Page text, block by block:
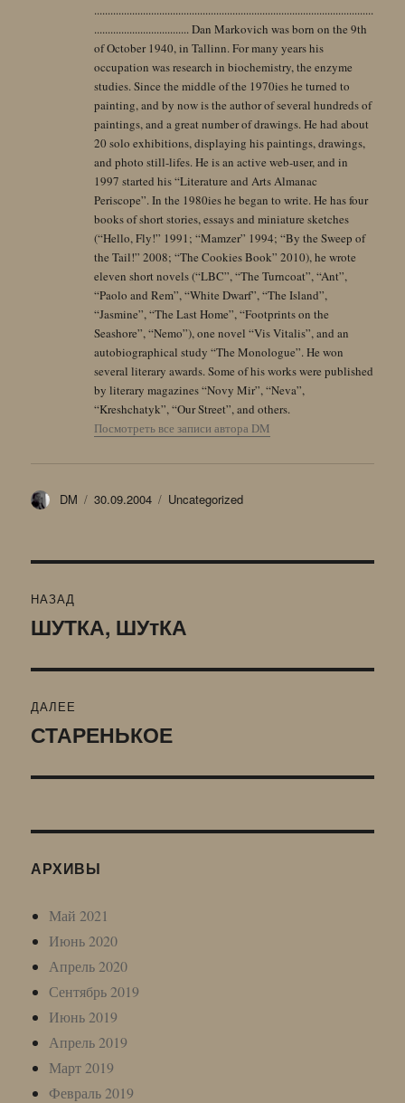
.......................................................................................................
................................... Dan Markovich was born on the 9th
of October 1940, in Tallinn. For many years his
occupation was research in biochemistry, the enzyme
studies. Since the middle of the 1970ies he turned to
painting, and by now is the author of several hundreds of
paintings, and a great number of drawings. He had about
20 solo exhibitions, displaying his paintings, drawings,
and photo still-lifes. He is an active web-user, and in
1997 started his “Literature and Arts Almanac
Periscope”. In the 1980ies he began to write. He has four
books of short stories, essays and miniature sketches
(“Hello, Fly!” 1991; “Mamzer” 1994; “By the Sweep of
the Tail!” 2008; “The Cookies Book” 2010), he wrote
eleven short novels (“LBC”, “The Turncoat”, “Ant”,
“Paolo and Rem”, “White Dwarf”, “The Island”,
“Jasmine”, “The Last Home”, “Footprints on the
Seashore”, “Nemo”), one novel “Vis Vitalis”, and an
autobiographical study “The Monologue”. He won
several literary awards. Some of his works were published
by literary magazines “Novy Mir”, “Neva”,
“Kreshchatyk”, “Our Street”, and others.
Посмотреть все записи автора DM
Автор
DM Опубликовано
30.09.2004 Рубрики
Uncategorized
по
НАЗАД
Предыдущая
ШУТКА, ШУтКА
ДАЛЕЕ
Следующая
СТАРЕНЬКОЕ
АРХИВЫ
Май 2021
Июнь 2020
Апрель 2020
Сентябрь 2019
Июнь 2019
Апрель 2019
Март 2019
Февраль 2019